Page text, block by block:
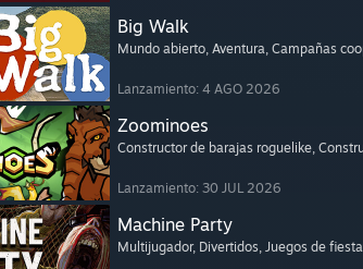
Big Walk
Mundo abierto, Aventura, Campañas
Lanzamiento: 4 AGO 2026
Zoominoes
Constructor de barajas roguelike,
Lanzamiento: 30 JUL 2026
Machine Party
Multijugador, Divertidos, Juegos de fiesta